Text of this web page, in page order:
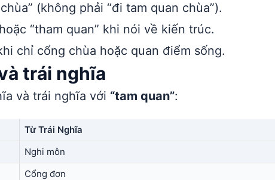
(không phải “đi tam quan chùa”).
“tham quan” khi nói về kiến trúc.
chỉ cổng chùa hoặc quan điểm sống.
trái nghĩa
và trái nghĩa với “tam quan”:
Từ Trái Nghĩa
Nghi môn
Cổng đơn